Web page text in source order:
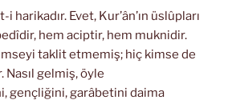
harikadır. Evet, Kur’ân’ın üslûpları
hem aciptir, hem muknidir.
taklit etmemiş; hiç kimse de
gelmiş, öyle
gençliğini, garâbetini daima